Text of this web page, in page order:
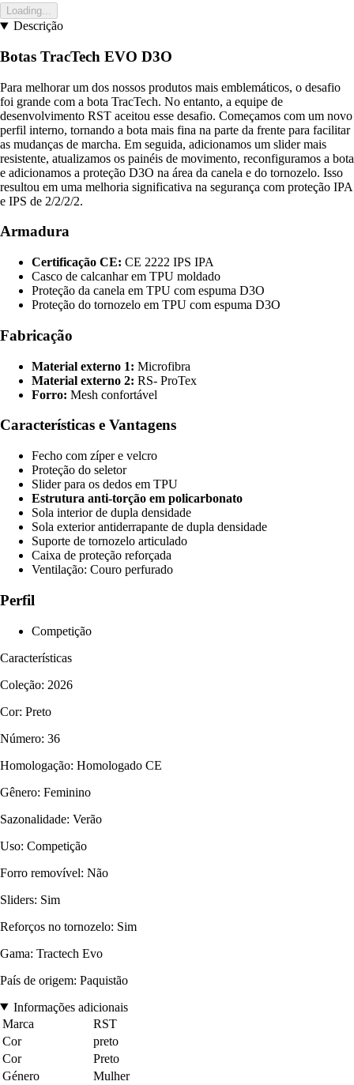
Loading...
Descrição
Botas TracTech EVO D3O
Para melhorar um dos nossos produtos mais emblemáticos, o desafio
foi grande com a bota TracTech. No entanto, a equipe de
desenvolvimento RST aceitou esse desafio. Começamos com um novo
perfil interno, tornando a bota mais fina na parte da frente para facilitar
as mudanças de marcha. Em seguida, adicionamos um slider mais
resistente, atualizamos os painéis de movimento, reconfiguramos a bota
e adicionamos a proteção D3O na área da canela e do tornozelo. Isso
resultou em uma melhoria significativa na segurança com proteção IPA
e IPS de 2/2/2/2.
Armadura
Certificação CE: CE 2222 IPS IPA
Casco de calcanhar em TPU moldado
Proteção da canela em TPU com espuma D3O
Proteção do tornozelo em TPU com espuma D3O
Fabricação
Material externo 1: Microfibra
Material externo 2: RS- ProTex
Forro: Mesh confortável
Características e Vantagens
Fecho com zíper e velcro
Proteção do seletor
Slider para os dedos em TPU
Estrutura anti-torção em policarbonato
Sola interior de dupla densidade
Sola exterior antiderrapante de dupla densidade
Suporte de tornozelo articulado
Caixa de proteção reforçada
Ventilação: Couro perfurado
Perfil
Competição
Características
Coleção: 2026
Cor: Preto
Número: 36
Homologação: Homologado CE
Gênero: Feminino
Sazonalidade: Verão
Uso: Competição
Forro removível: Não
Sliders: Sim
Reforços no tornozelo: Sim
Gama: Tractech Evo
País de origem: Paquistão
Informações adicionais
Marca
RST
Cor
preto
Cor
Preto
Género
Mulher